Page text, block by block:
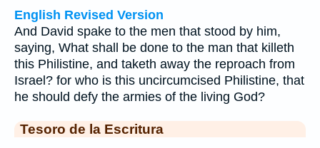
English Revised Version
And David spake to the men that stood by him,
saying, What shall be done to the man that killeth
this Philistine, and taketh away the reproach from
Israel? for who is this uncircumcised Philistine, that
he should defy the armies of the living God?
Tesoro de la Escritura